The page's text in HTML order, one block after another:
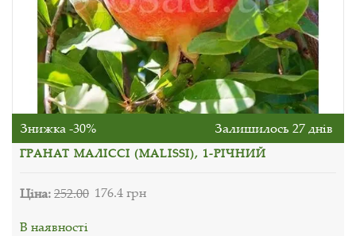
Знижка -30% Залишилось 27 днів
ГРАНАТ МАЛІССІ (MALISSI), 1-РІЧНИЙ
Ціна:252.00 176.4 грн
В наявності